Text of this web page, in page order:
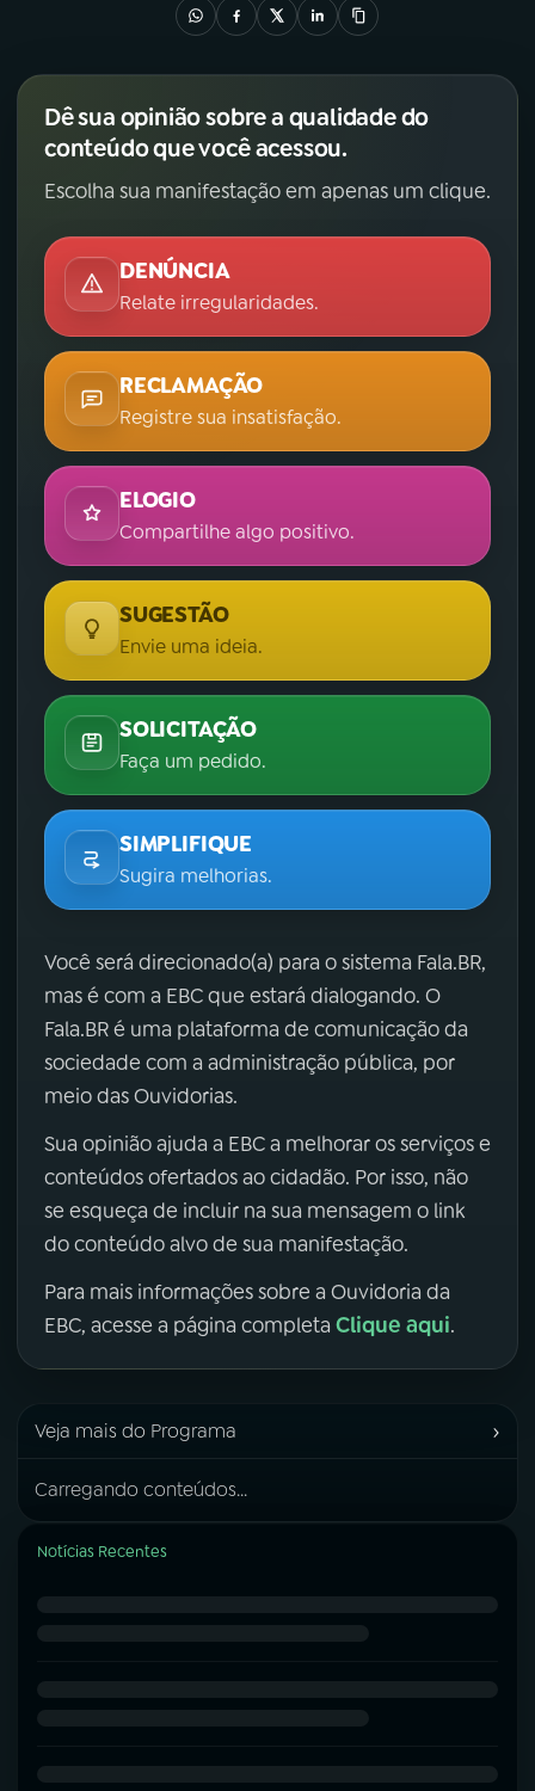
Dê sua opinião sobre a qualidade do
conteúdo que você acessou.
Escolha sua manifestação em apenas um clique.
DENÚNCIA
Relate irregularidades.
RECLAMAÇÃO
Registre sua insatisfação.
ELOGIO
Compartilhe algo positivo.
SUGESTÃO
Envie uma ideia.
SOLICITAÇÃO
Faça um pedido.
SIMPLIFIQUE
Sugira melhorias.
Você será direcionado(a) para o sistema Fala.BR,
mas é com a EBC que estará dialogando. O
Fala.BR é uma plataforma de comunicação da
sociedade com a administração pública, por
meio das Ouvidorias.
Sua opinião ajuda a EBC a melhorar os serviços e
conteúdos ofertados ao cidadão. Por isso, não
se esqueça de incluir na sua mensagem o link
do conteúdo alvo de sua manifestação.
Para mais informações sobre a Ouvidoria da
EBC, acesse a página completa Clique aqui.
Veja mais do Programa ›
Carregando conteúdos...
Notícias Recentes